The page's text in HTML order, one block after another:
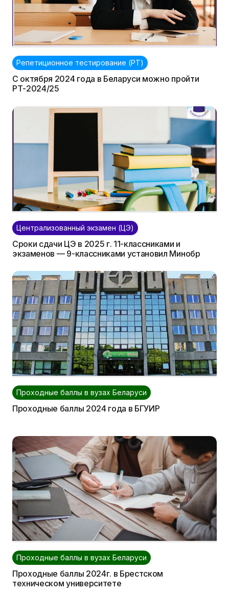
Репетиционное тестирование (РТ)
С октября 2024 года в Беларуси можно пройти
РТ-2024/25
Централизованный экзамен (ЦЭ)
Сроки сдачи ЦЭ в 2025 г. 11-классниками и
экзаменов — 9-классниками установил Минобр
Проходные баллы в вузах Беларуси
Проходные баллы 2024 года в БГУИР
Проходные баллы в вузах Беларуси
Проходные баллы 2024г. в Брестском
техническом университете